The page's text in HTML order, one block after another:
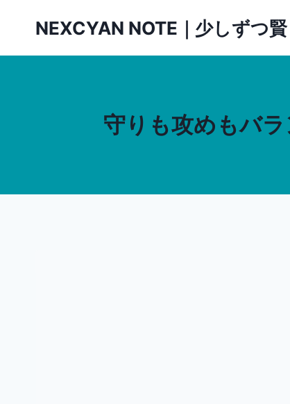
NEXCYAN NOTE｜少しずつ
守りも攻めもバ